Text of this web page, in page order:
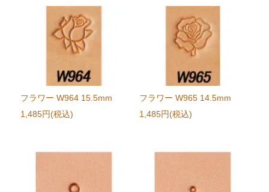
フラワー W964 15.5mm
1,485円(税込)
フラワー W965 14.5mm
1,485円(税込)